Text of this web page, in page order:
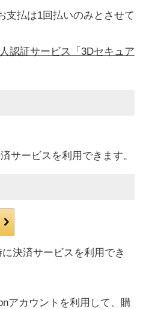
支払は1回払いのみとさせて
認証サービス「3Dセキュア
サービスを利用できます。
決済サービスを利用でき
アカウントを利用して、購